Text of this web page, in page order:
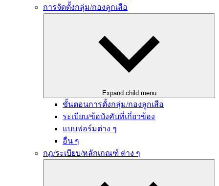
การจัดตั้งกลุ่ม/กองลูกเสือ
Expand child menu
ขั้นตอนการตั้งกลุ่ม/กองลูกเสือ
ระเบียบ/ข้อบังคับที่เกี่ยวข้อง
แบบฟอร์มต่าง ๆ
อื่น ๆ
กฎ/ระเบียบ/หลักเกณฑ์ ต่าง ๆ